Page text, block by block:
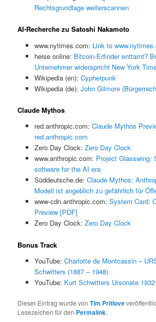
Rechtsgrundlage weiterscannen
AI-Recherche zu Satoshi Nakamoto
www.nytimes.com: Link to
heise online: Bitcoin-Erfinder enttarnt?
Unternehmer widerspricht New York
Wikipedia (en): Cypherpunk
Wikipedia (de): John Gilmore
Claude Mythos
red.anthropic.com: Claude Mythos
red.anthropic.com
Zero Day Clock: Zero Day Clock
www.anthropic.com: Project Glasswing:
software for the AI era
Süddeutsche.de: Claude Mythos:
Modell ist angeblich zu gefährlich für
www-cdn.anthropic.com: System Card:
Preview [PDF]
Zero Day Clock: Zero Day Clock
Bonus Track
YouTube: Charlotte de Montcassin –
Schwitters (1887 – 1948)
YouTube: Kurt Schwitters Ursonate 1932
Dieser Eintrag wurde vonTim Pritlove
Lesezeichen für den Permalink.